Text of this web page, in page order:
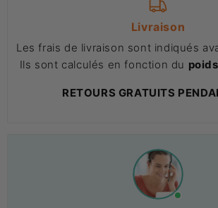
Livraison
Les frais de livraison sont indiqués
Ils sont calculés en fonction du poids
RETOURS GRATUITS